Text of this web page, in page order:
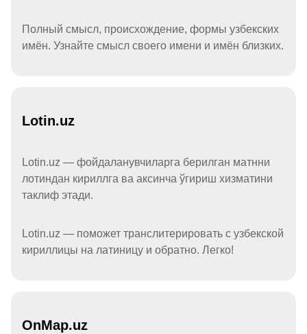
Полный смысл, происхождение, формы узбекских
имён. Узнайте смысл своего имени и имён близких.
Lotin.uz
Lotin.uz — фойдаланувчиларга берилган матнни
лотиндан кириллга ва аксинча ўгириш хизматини
таклиф этади.
Lotin.uz — поможет транслитерировать с узбекской
кириллицы на латиницу и обратно. Легко!
OnMap.uz